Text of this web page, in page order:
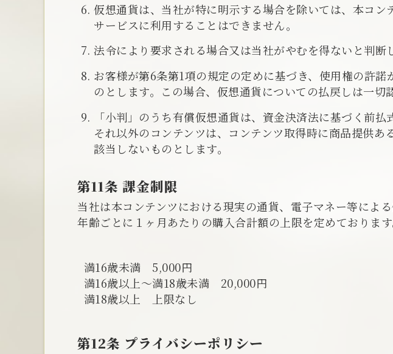
仮想通貨は、当社が特に明示する場合を除いては、本コ
サービスに利用することはできません。
法令により要求される場合又は当社がやむを得ないと判断
お客様が第6条第1項の規定の定めに基づき、使用権の許
のとします。この場合、仮想通貨についての払戻しは一切
「小判」のうち有償仮想通貨は、資金決済法に基づく前
それ以外のコンテンツは、コンテンツ取得時に商品提供
該当しないものとします。
第11条 課金制限
当社は本コンテンツにおける現実の通貨、電子マネー等によ
年齢ごとに１ヶ月あたりの購入合計額の上限を定めております
満16歳未満 5,000円
満16歳以上～満18歳未満 20,000円
満18歳以上 上限なし
第12条 プライバシーポリシー